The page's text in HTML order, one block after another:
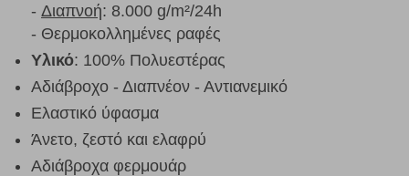
- Διαπνοή: 8.000 g/m²/24h
- Θερμοκολλημένες ραφές
Υλικό: 100% Πολυεστέρας
Αδιάβροχο - Διαπνέον - Αντιανεμικό
Ελαστικό ύφασμα
Άνετο, ζεστό και ελαφρύ
Αδιάβροχα φερμουάρ